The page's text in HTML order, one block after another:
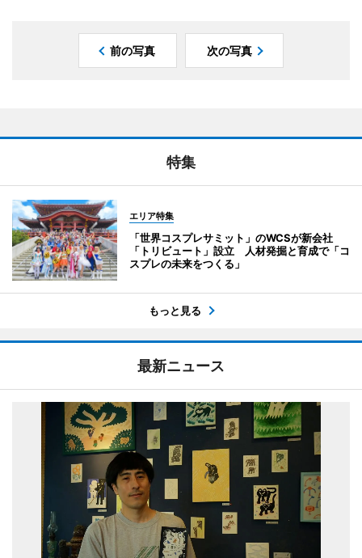
前の写真 次の写真
特集
エリア特集
「世界コスプレサミット」のWCSが新会社
「トリビュート」設立 人材発掘と育成で「コ
スプレの未来をつくる」
もっと見る
最新ニュース